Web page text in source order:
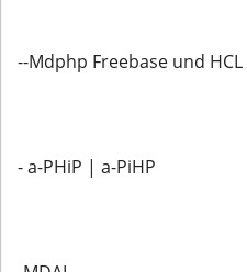
--Mdphp Freebase und HCL
- a-PHiP | a-PiHP